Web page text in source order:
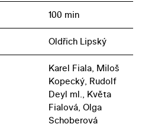
absurdním humorem.
Výjimečná je i vizuální
důmyslné triky či náladové
techniku virážování. Vedle
podání Karla Fialy ve filmu
úskočný padouch
jako naivní kráska Winifred
pěnice“ Tornádo Lou. -
100 min
Oldřich Lipský
Karel Fiala, Miloš
Kopecký, Rudolf
Deyl ml., Květa
Fialová, Olga
Schoberová